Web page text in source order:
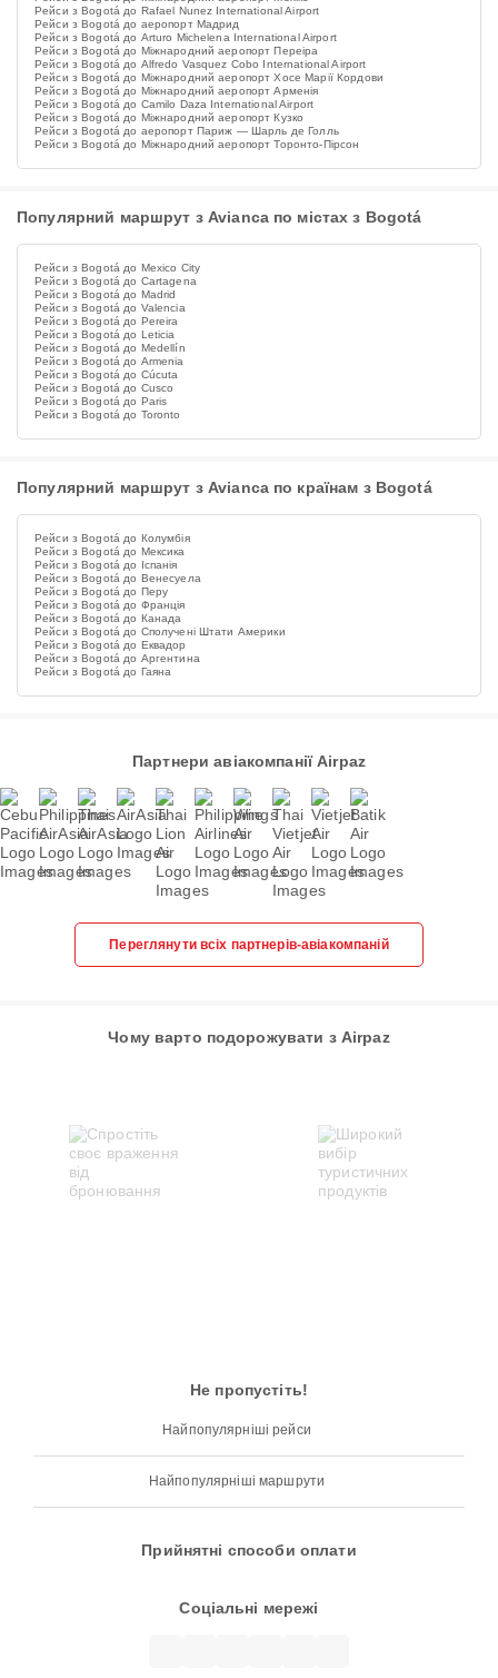
Рейси з Bogotá до Rafael Nunez International Airport
Рейси з Bogotá до аеропорт Мадрид
Рейси з Bogotá до Arturo Michelena International Airport
Рейси з Bogotá до Міжнародний аеропорт Переіра
Рейси з Bogotá до Alfredo Vasquez Cobo International Airport
Рейси з Bogotá до Міжнародний аеропорт Хосе Марії Кордови
Рейси з Bogotá до Міжнародний аеропорт Арменія
Рейси з Bogotá до Camilo Daza International Airport
Рейси з Bogotá до Міжнародний аеропорт Кузко
Рейси з Bogotá до аеропорт Париж — Шарль де Голль
Рейси з Bogotá до Міжнародний аеропорт Торонто-Пірсон
Популярний маршрут з Avianca по містах з Bogotá
Рейси з Bogotá до Mexico City
Рейси з Bogotá до Cartagena
Рейси з Bogotá до Madrid
Рейси з Bogotá до Valencia
Рейси з Bogotá до Pereira
Рейси з Bogotá до Leticia
Рейси з Bogotá до Medellín
Рейси з Bogotá до Armenia
Рейси з Bogotá до Cúcuta
Рейси з Bogotá до Cusco
Рейси з Bogotá до Paris
Рейси з Bogotá до Toronto
Популярний маршрут з Avianca по країнам з Bogotá
Рейси з Bogotá до Колумбія
Рейси з Bogotá до Мексика
Рейси з Bogotá до Іспанія
Рейси з Bogotá до Венесуела
Рейси з Bogotá до Перу
Рейси з Bogotá до Франція
Рейси з Bogotá до Канада
Рейси з Bogotá до Сполучені Штати Америки
Рейси з Bogotá до Еквадор
Рейси з Bogotá до Аргентина
Рейси з Bogotá до Гаяна
Партнери авіакомпанії Airpaz
Переглянути всіх партнерів-авіакомпаній
Чому варто подорожувати з Airpaz
Не пропустіть!
Найпопулярніші рейси
Найпопулярніші маршрути
Прийнятні способи оплати
Соціальні мережі